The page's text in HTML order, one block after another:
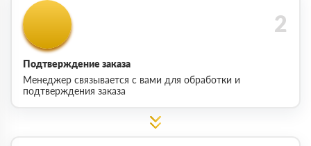
Подтверждение заказа
Менеджер связывается с вами для обработки и
подтверждения заказа